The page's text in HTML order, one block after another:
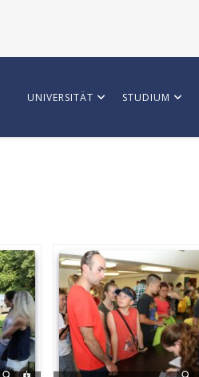
UNIVERSITÄT STUDIUM